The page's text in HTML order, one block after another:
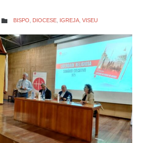
 CATEGORY
BISPO DIOCESE IGREJA VISEU